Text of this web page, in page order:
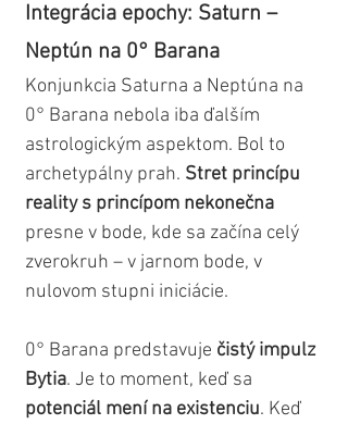
Integrácia epochy: Saturn –
Neptún na 0° Barana
Konjunkcia Saturna a Neptúna na
0° Barana nebola iba ďalším
astrologickým aspektom. Bol to
archetypálny prah. Stret princípu
reality s princípom nekonečna
presne v bode, kde sa začína celý
zverokruh – v jarnom bode, v
nulovom stupni iniciácie.
0° Barana predstavuje čistý impulz
Bytia. Je to moment, keď sa
potenciál mení na existenciu. Keď